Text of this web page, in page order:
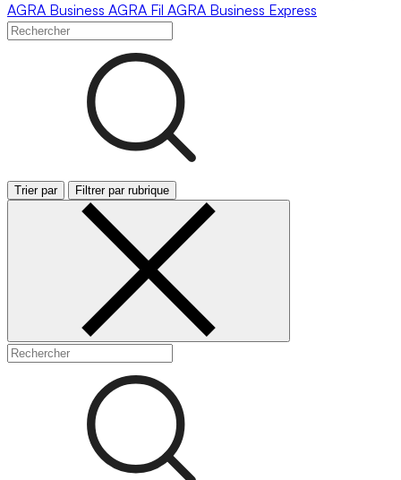
AGRA Business AGRA Fil AGRA Business Express
Trier par Filtrer par rubrique